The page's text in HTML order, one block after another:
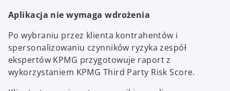
Aplikacja nie wymaga wdrożenia
Po wybraniu przez klienta kontrahentów i
spersonalizowaniu czynników ryzyka zespół
ekspertów KPMG przygotowuje raport z
wykorzystaniem KPMG Third Party Risk Score.